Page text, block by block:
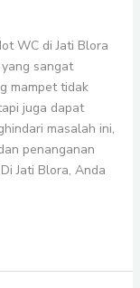
WC di Jati Blora
sangat
mampet tidak
juga dapat
masalah ini,
penanganan
Jati Blora, Anda